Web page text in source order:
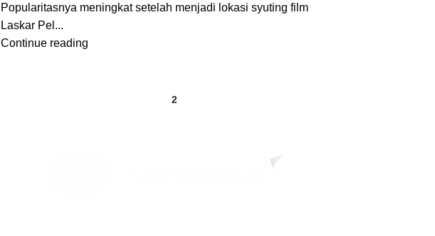
Popularitasnya meningkat setelah menjadi lokasi syuting film
Laskar Pel...
Continue reading
2